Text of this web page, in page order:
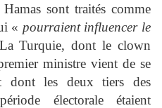
sont traités comme
« pourraient influencer le
Turquie, dont le clown
ministre vient de se
dont les deux tiers des
électorale étaient